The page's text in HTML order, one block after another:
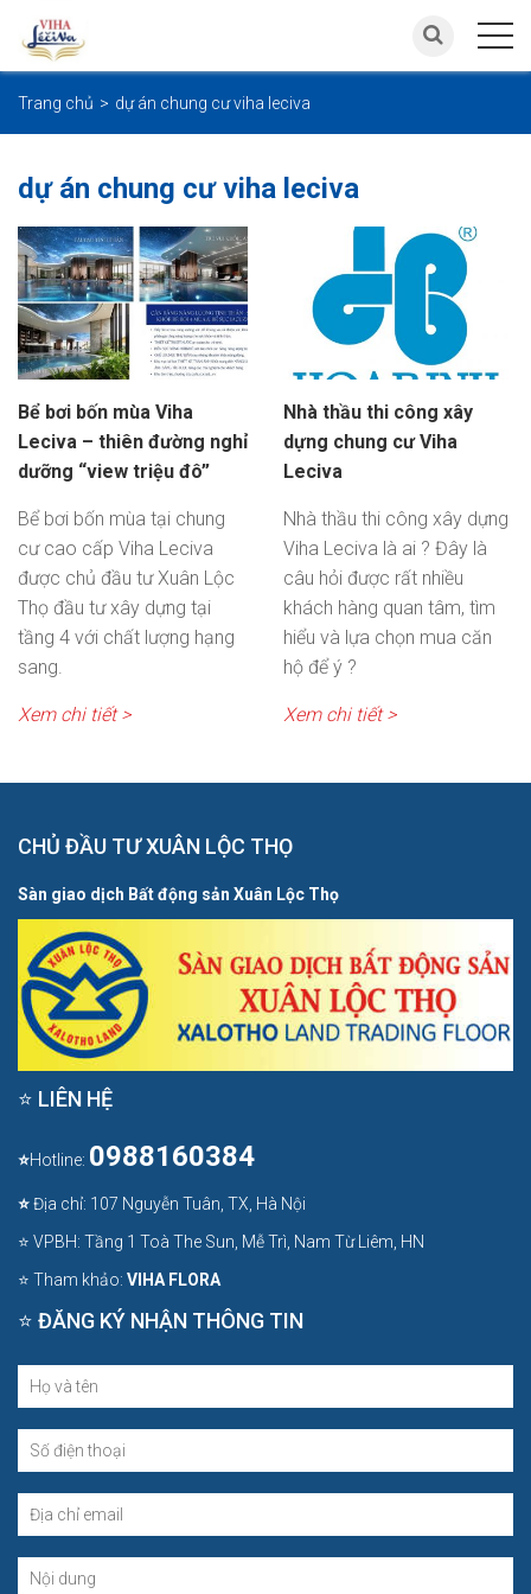
Trang chủ dự án chung cư viha leciva
dự án chung cư viha leciva
Bể bơi bốn mùa Viha
Leciva – thiên đường nghỉ
dưỡng “view triệu đô”
Bể bơi bốn mùa tại chung
cư cao cấp Viha Leciva
được chủ đầu tư Xuân Lộc
Thọ đầu tư xây dựng tại
tầng 4 với chất lượng hạng
sang.
Xem chi tiết >
Nhà thầu thi công xây
dựng chung cư Viha
Leciva
Nhà thầu thi công xây dựng
Viha Leciva là ai ? Đây là
câu hỏi được rất nhiều
khách hàng quan tâm, tìm
hiểu và lựa chọn mua căn
hộ để ý ?
Xem chi tiết >
CHỦ ĐẦU TƯ XUÂN LỘC THỌ
Sàn giao dịch Bất động sản Xuân Lộc Thọ
⭐ LIÊN HỆ
⭐Hotline: 0988160384
⭐Địa chỉ: 107 Nguyễn Tuân, TX, Hà Nội
⭐ VPBH: Tầng 1 Toà The Sun, Mễ Trì, Nam Từ Liêm, HN
⭐ Tham khảo: VIHA FLORA
⭐ ĐĂNG KÝ NHẬN THÔNG TIN